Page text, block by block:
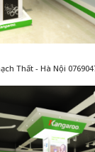
Thất - Hà Nội